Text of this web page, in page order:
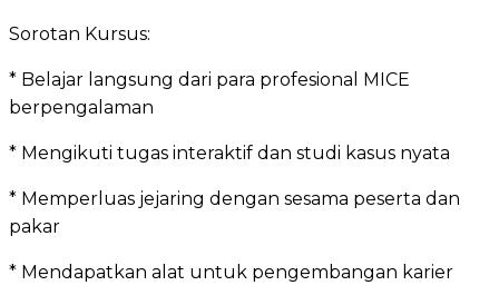
Sorotan Kursus:
* Belajar langsung dari para profesional MICE
berpengalaman
* Mengikuti tugas interaktif dan studi kasus nyata
* Memperluas jejaring dengan sesama peserta dan
pakar
* Mendapatkan alat untuk pengembangan karier